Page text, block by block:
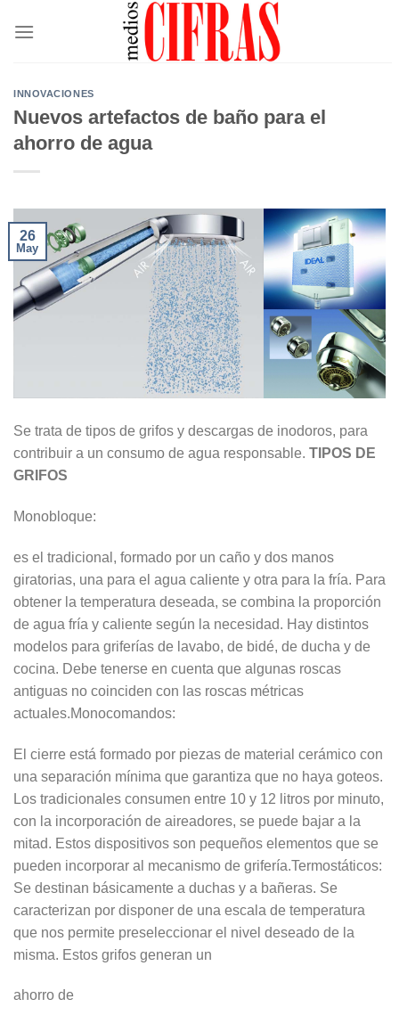
INNOVACIONES
Nuevos artefactos de baño para el
ahorro de agua
26
May
Se trata de tipos de grifos y descargas de inodoros, para
contribuir a un consumo de agua responsable. TIPOS DE
GRIFOS
Monobloque:
es el tradicional, formado por un caño y dos manos
giratorias, una para el agua caliente y otra para la fría. Para
obtener la temperatura deseada, se combina la proporción
de agua fría y caliente según la necesidad. Hay distintos
modelos para griferías de lavabo, de bidé, de ducha y de
cocina. Debe tenerse en cuenta que algunas roscas
antiguas no coinciden con las roscas métricas
actuales.Monocomandos:
El cierre está formado por piezas de material cerámico con
una separación mínima que garantiza que no haya goteos.
Los tradicionales consumen entre 10 y 12 litros por minuto,
con la incorporación de aireadores, se puede bajar a la
mitad. Estos dispositivos son pequeños elementos que se
pueden incorporar al mecanismo de grifería.Termostáticos:
Se destinan básicamente a duchas y a bañeras. Se
caracterizan por disponer de una escala de temperatura
que nos permite preseleccionar el nivel deseado de la
misma. Estos grifos generan un
ahorro de